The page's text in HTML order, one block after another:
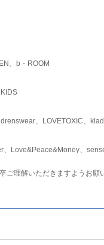
、b・ROOM
、LOVETOXIC、
Love&Peace&Money、
ご理解いただきますようお願